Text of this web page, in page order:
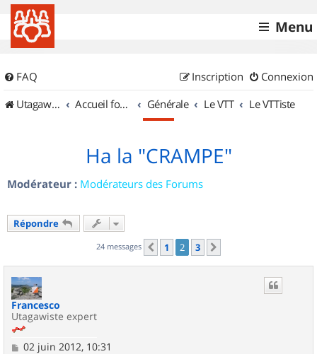
Menu
FAQ Connexion
Inscription
UtagawaVTT (Randos VTT et VTTAE avec traces GPS)
Accueil forum Générale Le VTT Le VTTiste
Ha la "CRAMPE"
Modérateur : Modérateurs des Forums
Répondre
24 messages Précédent
1 2 3
Francesco
Utagawiste expert
M
02 juin 2012, 10:31